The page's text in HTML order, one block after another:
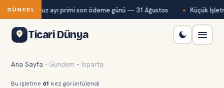
GÜNCEL
Kur temmuz ayı primi son ödeme günü — 31 Ağustos Küçük
Ticari Dünya
Ana Sayfa - Gündem – Isparta
Bu işletme 61 kez görüntülendi